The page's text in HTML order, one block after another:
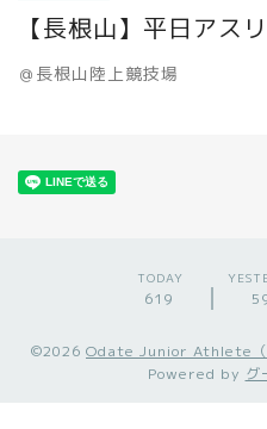
【長根山】平日アス
＠長根山陸上競技場
TODAY
619
©2026 Odate Junior Athlete（
Powered by グ